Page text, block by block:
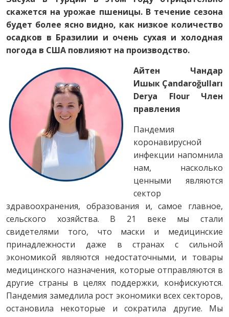
скажется на урожае пшеницы. В течение сезона
будет более ясно видно, как низкое количество
осадков в Бразилии и очень сухая и холодная
погода в США повлияют на производство.
Айтен Чандар
Ишык Çandaroğulları
Derya Flour
Член
правления
Пандемия
коронавирусной
инфекции напомнила
нам, насколько
ценными являются
сектор
здравоохранения, образования и, самое главное,
сельского хозяйства. В 21 веке мы стали
свидетелями того, что маски и медицинские
принадлежности даже в странах с сильной
экономикой являются недостаточными, и товары
медицинского назначения, которые отправляются в
другие страны в целях поддержки, конфискуются.
Пандемия замедлила рост экономики всех секторов,
остановила некоторые и сократила другие. Мы